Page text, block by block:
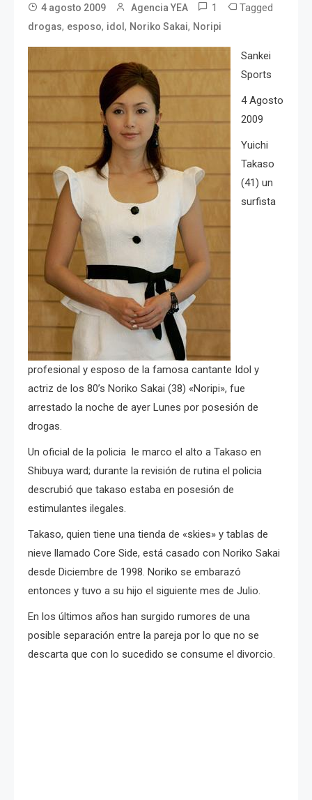
4 agosto 2009 Agencia YEA 1 Tagged
drogas, esposo, idol , Noriko Sakai, Noripi
Sankei
Sports
4 Agosto
2009
Yuichi
Takaso
(41) un
surfista
profesional y esposo de la famosa cantante Idol y
actriz de los 80’s Noriko Sakai (38) «Noripi», fue
arrestado la noche de ayer Lunes por posesión de
drogas.
Un oficial de la policia le marco el alto a Takaso en
Shibuya ward; durante la revisión de rutina el policia
descrubió que takaso estaba en posesión de
estimulantes ilegales.
Takaso, quien tiene una tienda de «skies» y tablas de
nieve llamado Core Side, está casado con Noriko Sakai
desde Diciembre de 1998. Noriko se embarazó
entonces y tuvo a su hijo el siguiente mes de Julio.
En los últimos años han surgido rumores de una
posible separación entre la pareja por lo que no se
descarta que con lo sucedido se consume el divorcio.